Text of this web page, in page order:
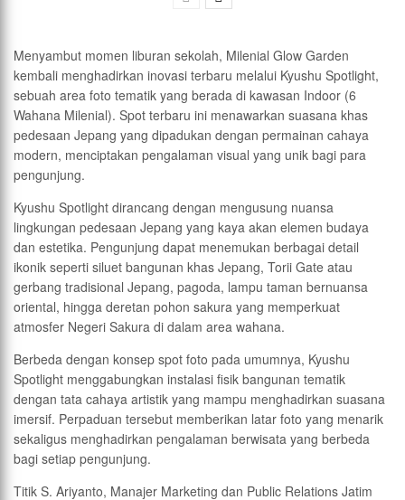
Menyambut momen liburan sekolah, Milenial Glow Garden
kembali menghadirkan inovasi terbaru melalui Kyushu Spotlight,
sebuah area foto tematik yang berada di kawasan Indoor (6
Wahana Milenial). Spot terbaru ini menawarkan suasana khas
pedesaan Jepang yang dipadukan dengan permainan cahaya
modern, menciptakan pengalaman visual yang unik bagi para
pengunjung.
Kyushu Spotlight dirancang dengan mengusung nuansa
lingkungan pedesaan Jepang yang kaya akan elemen budaya
dan estetika. Pengunjung dapat menemukan berbagai detail
ikonik seperti siluet bangunan khas Jepang, Torii Gate atau
gerbang tradisional Jepang, pagoda, lampu taman bernuansa
oriental, hingga deretan pohon sakura yang memperkuat
atmosfer Negeri Sakura di dalam area wahana.
Berbeda dengan konsep spot foto pada umumnya, Kyushu
Spotlight menggabungkan instalasi fisik bangunan tematik
dengan tata cahaya artistik yang mampu menghadirkan suasana
imersif. Perpaduan tersebut memberikan latar foto yang menarik
sekaligus menghadirkan pengalaman berwisata yang berbeda
bagi setiap pengunjung.
Titik S. Ariyanto, Manajer Marketing dan Public Relations Jatim